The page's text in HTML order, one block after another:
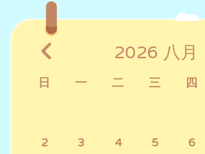
2026 八月
日 一 二 三 四
2 3 4 5 6